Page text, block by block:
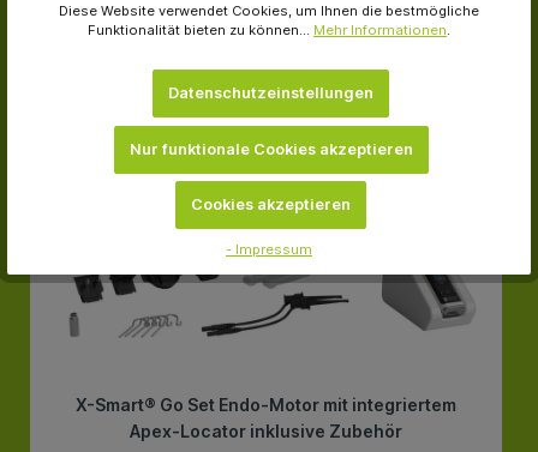
X-Smart® Go Set Endo-Motor mit integriertem
Apex-Locator inklusive Zubehör
Diese Website verwendet Cookies, um Ihnen die bestmögliche
Funktionalität bieten zu können... Mehr Informationen.
Datenschutzeinstellungen
Nur funktionale Cookies akzeptieren
Cookies akzeptieren
- Impressum